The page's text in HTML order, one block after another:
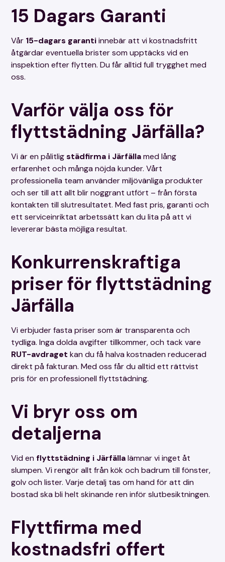
Front till badkar, ugnsluckans översta glas
samt gallret på de slutna element behöver
Demontering och montering av badkarsfront,
det översta glaset i ugnsluckan samt gallret
på slutna element måste utföras av kunden.
vänligen meddela oss detta innan vi påbörjar
Vänligen informera oss om det finns ytor som
om dessa kräver extra arbetstid för
rengöring.
Rengöring av vattenlås ingår inte som en
standardtjänst i vår flyttstädning, utan utförs
endast på kundens begäran.
15 Dagars Garanti
Vår 15-dagars garantiinnebär att vi kostnadsfritt
åtgärdar eventuella brister som upptäcks vid en
inspektion efter flytten. Du får alltid full trygghet med
oss.
Varför välja oss för
flyttstädning Järfälla?
Vi är en pålitligstädfirma i Järfällamed lång
erfarenhet och många nöjda kunder. Vårt
professionella team använder miljövänliga produkter
och ser till att allt blir noggrant utfört – från första
kontakten till slutresultatet. Med fast pris, garanti och
ett serviceinriktat arbetssätt kan du lita på att vi
levererar bästa möjliga resultat.
Konkurrenskraftiga
priser för flyttstädning
Järfälla
Vi erbjuder fasta priser som är transparenta och
tydliga. Inga dolda avgifter tillkommer, och tack vare
RUT-avdraget kan du få halva kostnaden reducerad
direkt på fakturan. Med oss får du alltid ett rättvist
pris för en professionell flyttstädning.
Vi bryr oss om
detaljerna
Vid enflyttstädning i Järfällalämnar vi inget åt
slumpen. Vi rengör allt från kök och badrum till fönster,
golv och lister. Varje detalj tas om hand för att din
bostad ska bli helt skinande ren inför slutbesiktningen.
Flyttfirma med
kostnadsfri offert